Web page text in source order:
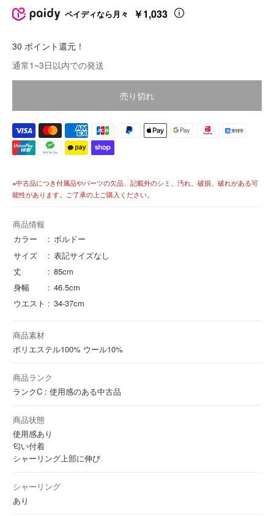
売
格
価
格
ペイディなら月々 ￥1,033
30 ポイント還元！
通常1~3日以内での発送
売り切れ
※中古品につき付属品やパーツの欠品、記載外のシミ、汚れ、破損、破れがある可
能性があります。ご了承の上ご購入ください。
商品情報
カラー
ボルドー
サイズ
表記サイズなし
丈
85cm
身幅
46.5cm
ウエスト
34-37cm
商品素材
ポリエステル100% ウール10%
商品ランク
ランクC : 使用感のある中古品
商品状態
使用感あり
匂い付着
シャーリング上部に伸び
シャーリング
あり